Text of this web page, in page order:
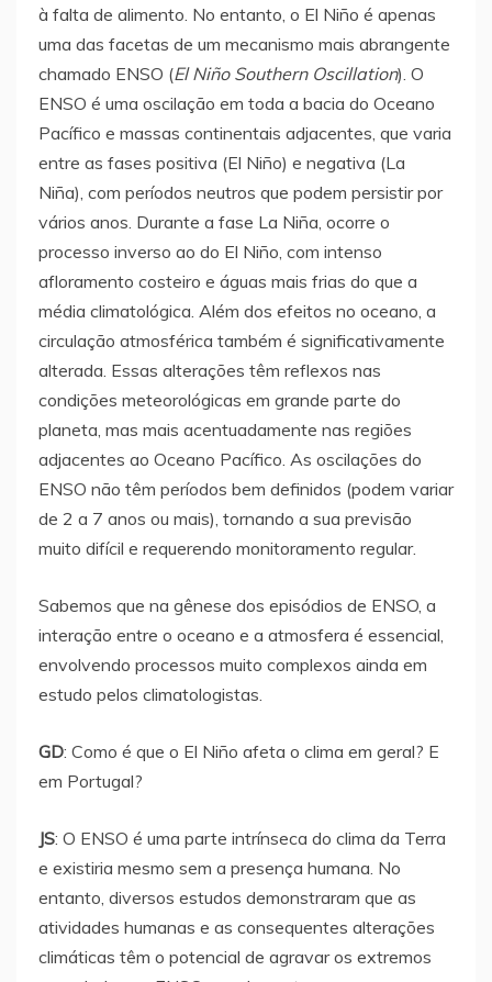
à falta de alimento. No entanto, o El Niño é apenas
uma das facetas de um mecanismo mais abrangente
chamado ENSO (El Niño Southern Oscillation). O
ENSO é uma oscilação em toda a bacia do Oceano
Pacífico e massas continentais adjacentes, que varia
entre as fases positiva (El Niño) e negativa (La
Niña), com períodos neutros que podem persistir por
vários anos. Durante a fase La Niña, ocorre o
processo inverso ao do El Niño, com intenso
afloramento costeiro e águas mais frias do que a
média climatológica. Além dos efeitos no oceano, a
circulação atmosférica também é significativamente
alterada. Essas alterações têm reflexos nas
condições meteorológicas em grande parte do
planeta, mas mais acentuadamente nas regiões
adjacentes ao Oceano Pacífico. As oscilações do
ENSO não têm períodos bem definidos (podem variar
de 2 a 7 anos ou mais), tornando a sua previsão
muito difícil e requerendo monitoramento regular.
Sabemos que na gênese dos episódios de ENSO, a
interação entre o oceano e a atmosfera é essencial,
envolvendo processos muito complexos ainda em
estudo pelos climatologistas.
GD: Como é que o El Niño afeta o clima em geral? E
em Portugal?
JS: O ENSO é uma parte intrínseca do clima da Terra
e existiria mesmo sem a presença humana. No
entanto, diversos estudos demonstraram que as
atividades humanas e as consequentes alterações
climáticas têm o potencial de agravar os extremos